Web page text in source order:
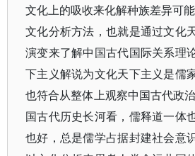
文化上的吸收来化解种族差异可
文化分析方法，也就是通过文化
演变来了解中国古代国际关系理
下主义解说为文化天下主义是儒
也符合从整体上观察中国古代政
国古代历史长河看，儒释道一体
也好，总是儒学占据封建社会意